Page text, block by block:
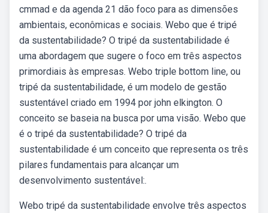
cmmad e da agenda 21 dão foco para as dimensões
ambientais, econômicas e sociais. Webo que é tripé
da sustentabilidade? O tripé da sustentabilidade é
uma abordagem que sugere o foco em três aspectos
primordiais às empresas. Webo triple bottom line, ou
tripé da sustentabilidade, é um modelo de gestão
sustentável criado em 1994 por john elkington. O
conceito se baseia na busca por uma visão. Webo que
é o tripé da sustentabilidade? O tripé da
sustentabilidade é um conceito que representa os três
pilares fundamentais para alcançar um
desenvolvimento sustentável:.
Webo tripé da sustentabilidade envolve três aspectos